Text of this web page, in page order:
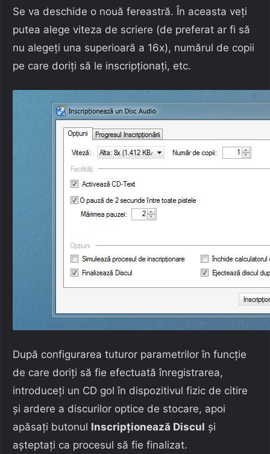
Se va deschide o nouă fereastră. În aceasta veți
putea alege viteza de scriere (de preferat ar fi să
nu alegeți una superioară a 16x), numărul de copii
pe care doriți să le inscripționați, etc.
După configurarea tuturor parametrilor în funcție
de care doriți să fie efectuată înregistrarea,
introduceți un CD gol în dispozitivul fizic de citire
și ardere a discurilor optice de stocare, apoi
apăsați butonul Inscripționează Discul și
așteptați ca procesul să fie finalizat.